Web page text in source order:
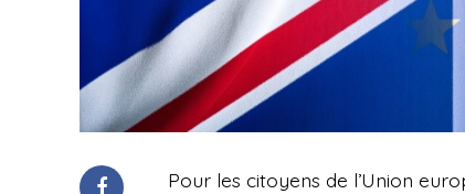
Pour les citoyens de l’Union